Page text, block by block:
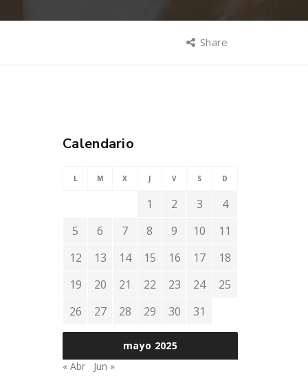
Share
Calendario
mayo 2025
L M X J V S D
1 2 3
4
5
6 7 8 9 10
11
12
13 14 15 16 17
18
19
20 21 22 23 24
25
26
27 28 29 30 31
« Abr Jun »